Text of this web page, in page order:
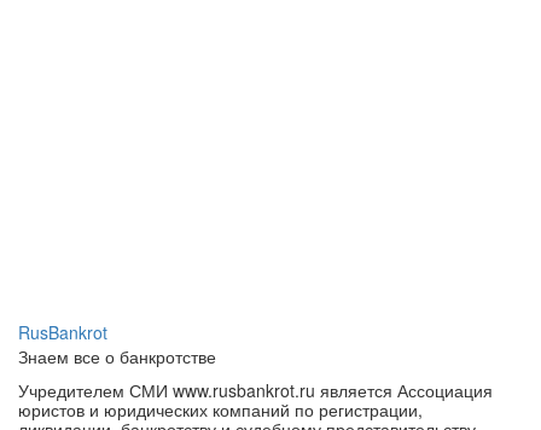
Знаем все о банкротстве
Учредителем СМИ www.rusbankrot.ru является Ассоциация
юристов и юридических компаний по регистрации,
ликвидации, банкротству и судебному представительству.